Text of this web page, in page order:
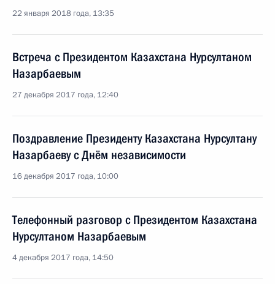
22 января 2018 года, 13:35
Встреча с Президентом Казахстана Нурсултаном
Назарбаевым
27 декабря 2017 года, 12:40
Поздравление Президенту Казахстана Нурсултану
Назарбаеву с Днём независимости
16 декабря 2017 года, 10:00
Телефонный разговор с Президентом Казахстана
Нурсултаном Назарбаевым
4 декабря 2017 года, 14:50